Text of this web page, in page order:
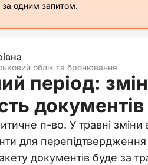
за одним запитом.
облік та бронювання
період:
документів
п-во. У травні
для перепідтвердження
документів буде за